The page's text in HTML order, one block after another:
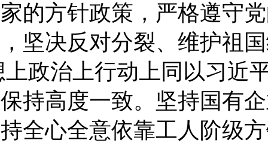
的方针政策，严格遵守
坚决反对分裂、维护祖
上政治上行动上同以习近
持高度一致。坚持国有
全心全意依靠工人阶级